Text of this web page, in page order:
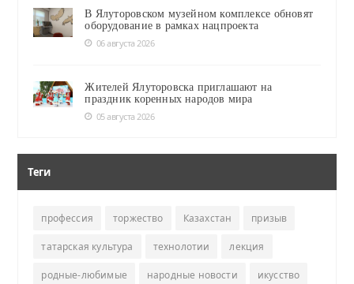
В Ялуторовском музейном комплексе обновят
оборудование в рамках нацпроекта
06 августа 2026
Жителей Ялуторовска приглашают на
праздник коренных народов мира
05 августа 2026
Теги
профессия торжество Казахстан призыв
татарская культура технолотии лекция
родные-любимые народные новости икусство